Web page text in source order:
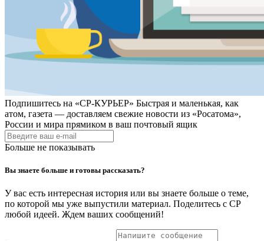
Подпишитесь на «СР-КУРЬЕР» Быстрая и маленькая, как
атом, газета — доставляем свежие новости из «Росатома»,
России и мира прямиком в ваш почтовый ящик
Больше не показывать
Вы знаете больше и готовы рассказать?
У вас есть интересная история или вы знаете больше о теме,
по которой мы уже выпустили материал. Поделитесь с СР
любой идеей. Ждем ваших сообщений!